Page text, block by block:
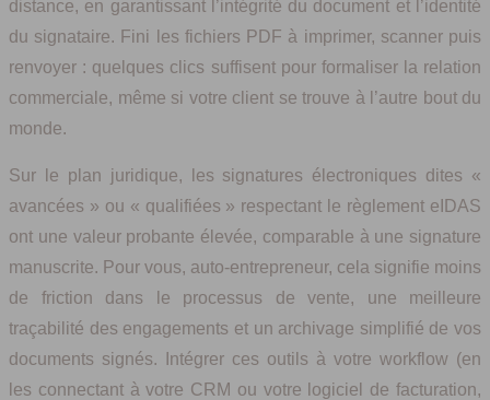
distance, en garantissant l’intégrité du document et l’identité
du signataire. Fini les fichiers PDF à imprimer, scanner puis
renvoyer : quelques clics suffisent pour formaliser la relation
commerciale, même si votre client se trouve à l’autre bout du
monde.
Sur le plan juridique, les signatures électroniques dites «
avancées » ou « qualifiées » respectant le règlement eIDAS
ont une valeur probante élevée, comparable à une signature
manuscrite. Pour vous, auto-entrepreneur, cela signifie moins
de friction dans le processus de vente, une meilleure
traçabilité des engagements et un archivage simplifié de vos
documents signés. Intégrer ces outils à votre workflow (en
les connectant à votre CRM ou votre logiciel de facturation,